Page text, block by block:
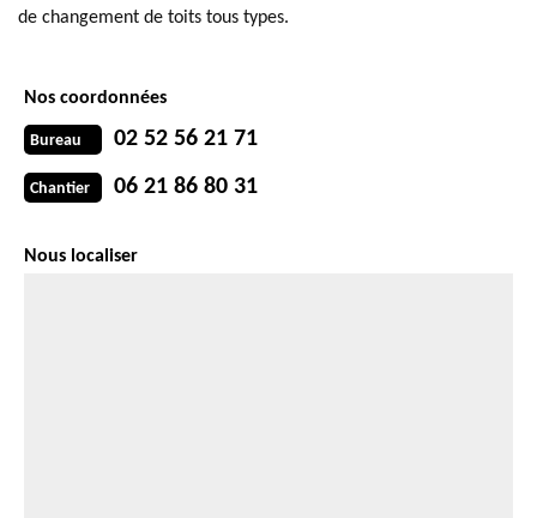
de changement de toits tous types.
Nos coordonnées
Bureau 02 52 56 21 71
Chantier 06 21 86 80 31
Nous localiser